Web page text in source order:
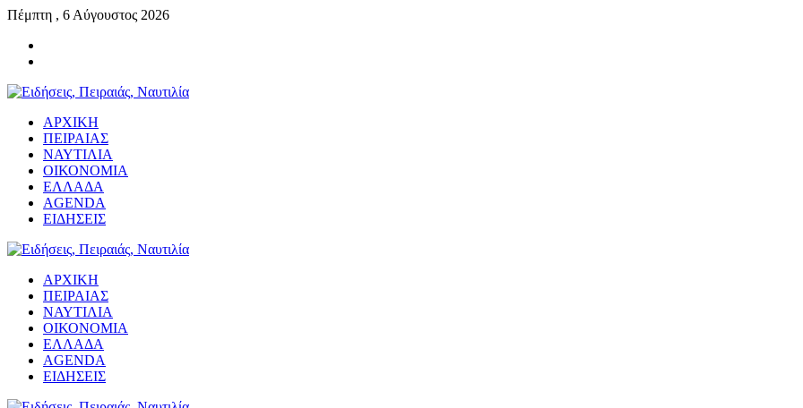
Πέμπτη , 6 Αύγουστος 2026
ΑΡΧΙΚΗ
ΠΕΙΡΑΙΑΣ
ΝΑΥΤΙΛΙΑ
ΟΙΚΟΝΟΜΙΑ
ΕΛΛΑΔΑ
AGENDA
ΕΙΔΗΣΕΙΣ
ΑΡΧΙΚΗ
ΠΕΙΡΑΙΑΣ
ΝΑΥΤΙΛΙΑ
ΟΙΚΟΝΟΜΙΑ
ΕΛΛΑΔΑ
AGENDA
ΕΙΔΗΣΕΙΣ